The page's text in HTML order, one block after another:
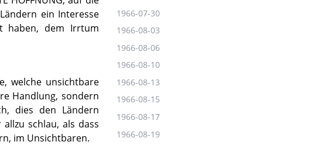
1966-07-30
1966-08-03
1966-08-06
1966-08-10
1966-08-13
1966-08-15
1966-08-17
1966-08-19
ein Interesse
haben, dem Irrtum
welche unsichtbare
Handlung, sondern
dies den Ländern
schlau, als dass
im Unsichtbaren.